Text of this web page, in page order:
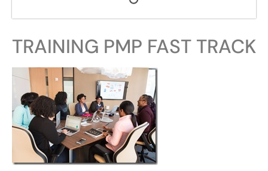
TRAINING PMP FAST TRACK